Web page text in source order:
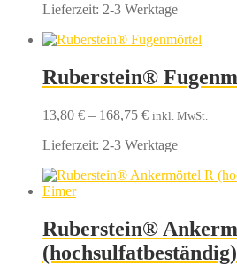
Lieferzeit: 2-3 Werktage
Ruberstein®
13,80 € – 168,75 € inkl. MwSt.
Lieferzeit: 2-3 Werktage
Ruberstein®